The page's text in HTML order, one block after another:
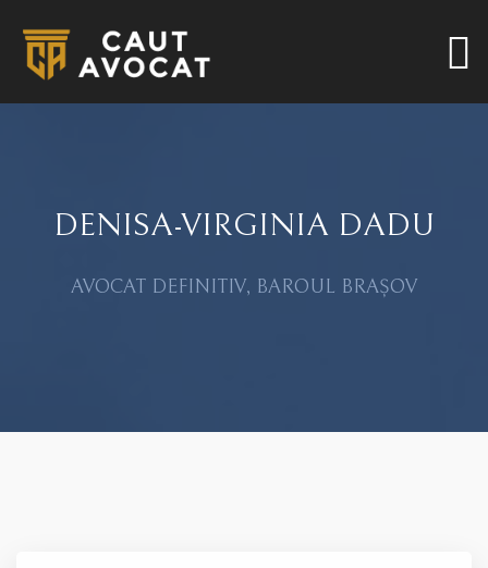
DENISA-VIRGINIA DADU
AVOCAT DEFINITIV, BAROUL BRAȘOV